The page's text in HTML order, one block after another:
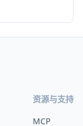
资源与支持
MCP